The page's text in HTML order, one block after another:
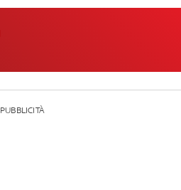
PUBBLICITÀ